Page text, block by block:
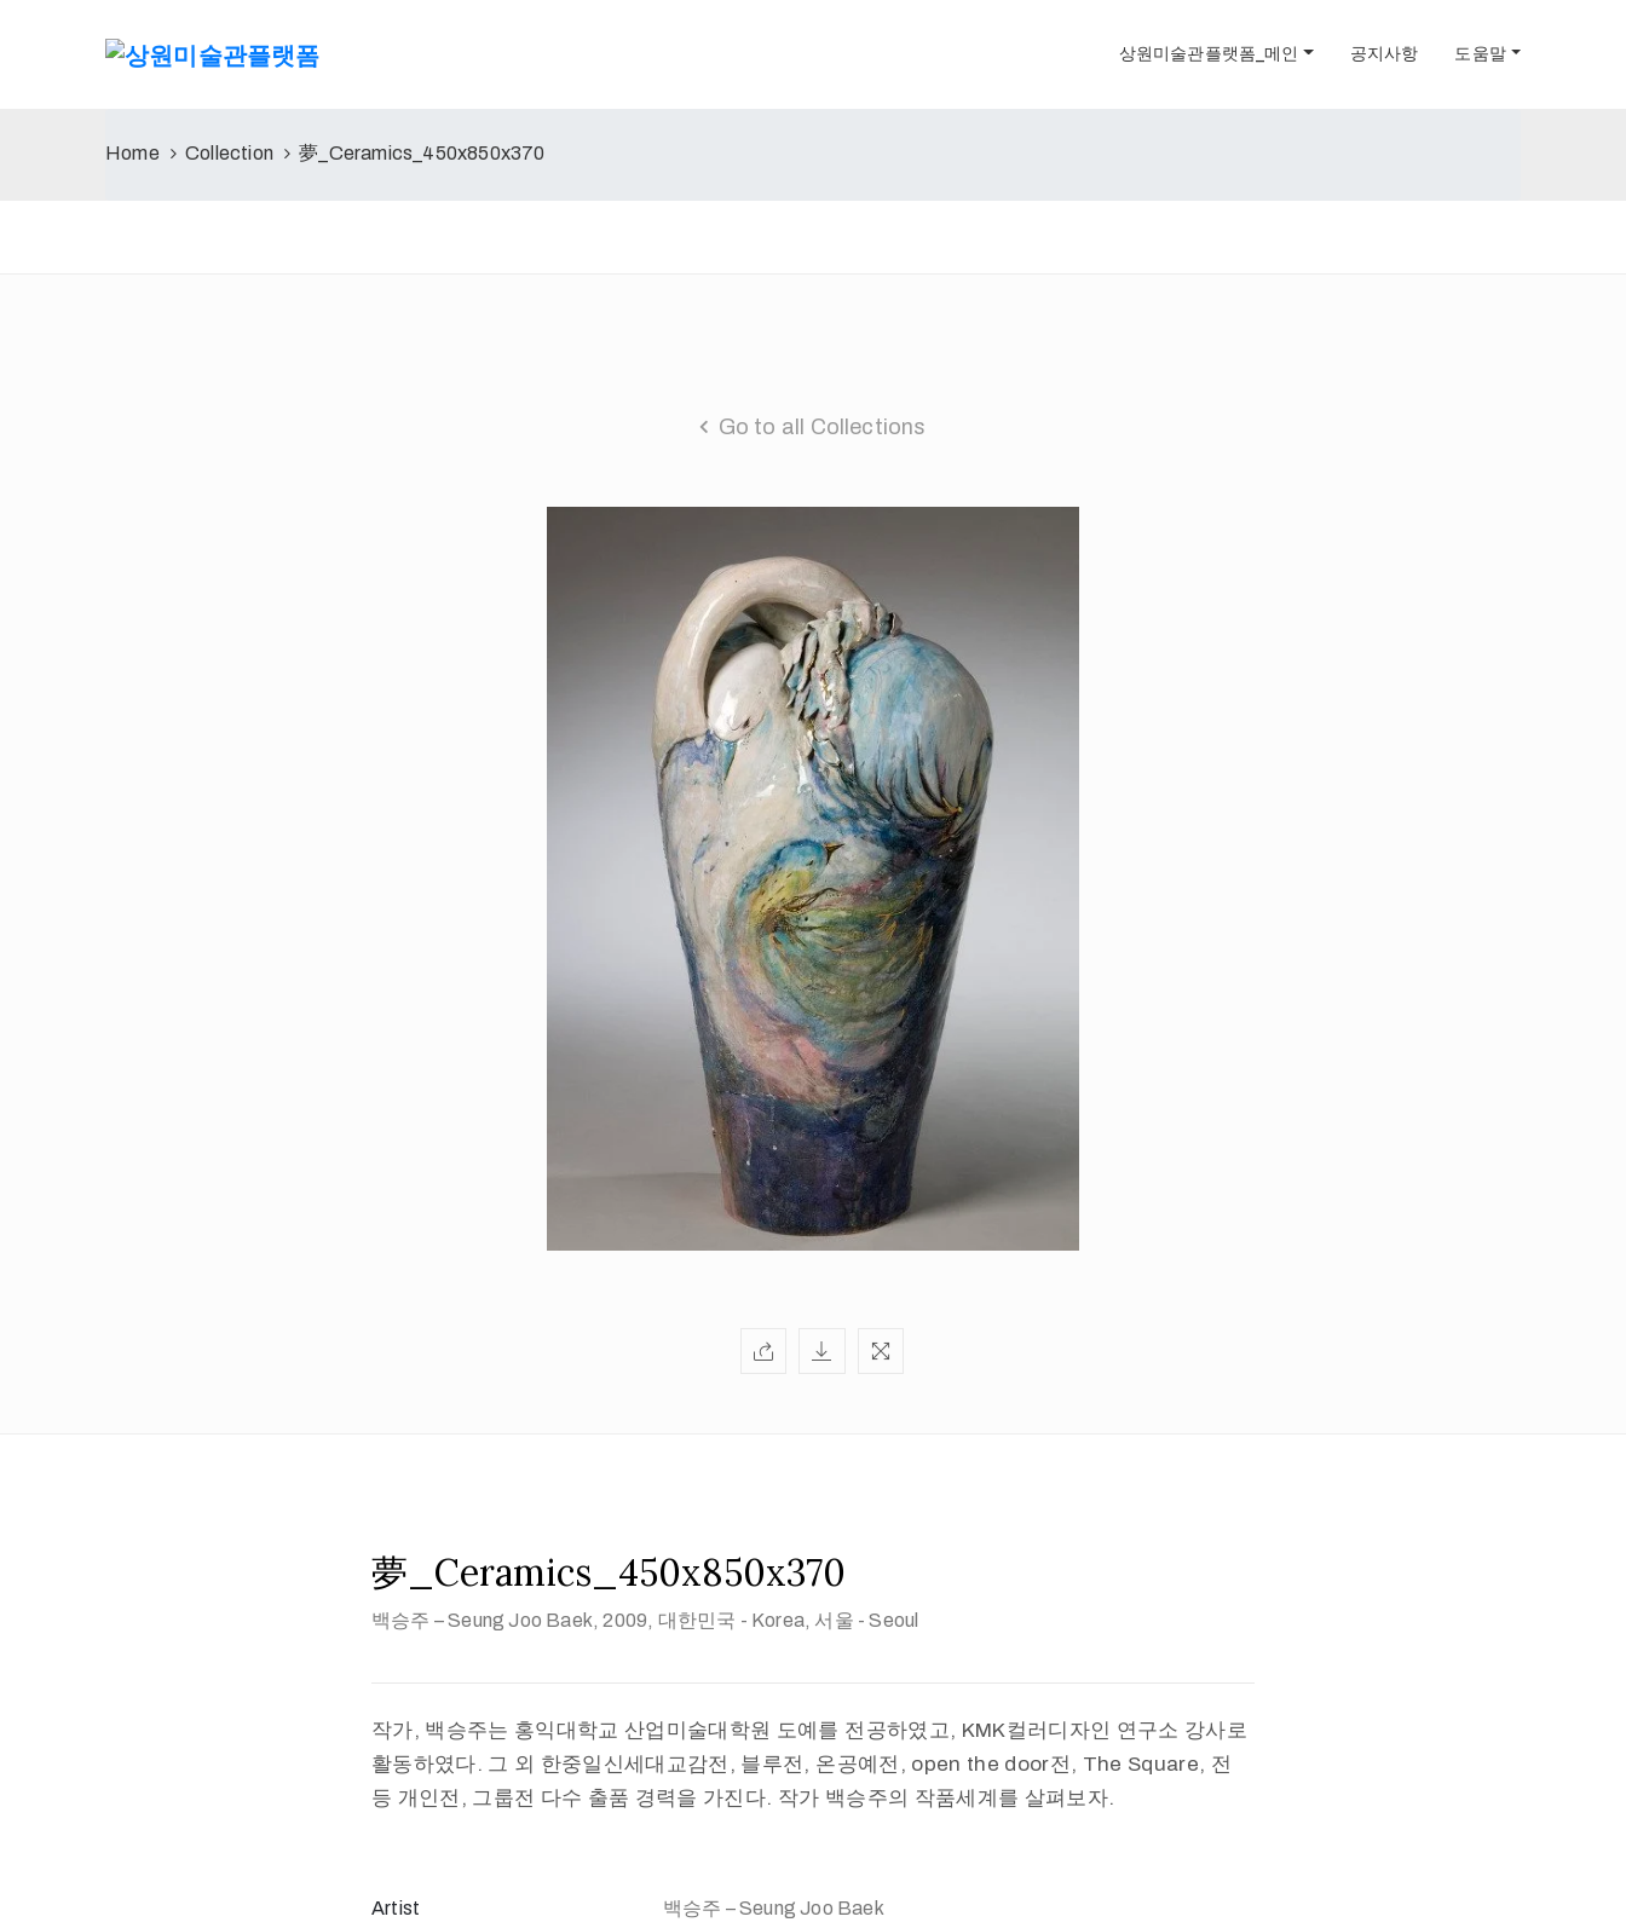
상원미술관플랫폼_메인 공지사항 도움말
Home Collection 夢_Ceramics_450x850x370
Go to all Collections
夢_Ceramics_450x850x370
백승주 – Seung Joo Baek, 2009, 대한민국 - Korea, 서울 - Seoul
작가, 백승주는 홍익대학교 산업미술대학원 도예를 전공하였고, KMK컬러디자인 연구소 강사로
활동하였다. 그 외 한중일신세대교감전, 블루전, 온공예전, open the door전, The Square, 전
등 개인전, 그룹전 다수 출품 경력을 가진다. 작가 백승주의 작품세계를 살펴보자.
Artist 백승주 – Seung Joo Baek